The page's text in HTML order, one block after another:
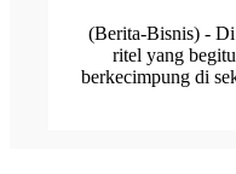
(Berita-Bisnis) - Di
ritel yang
berkecimpung di